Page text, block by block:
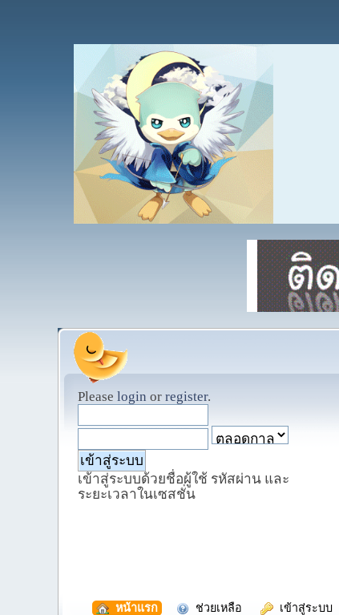
Please login or register.
เข้าสู่ระบบด้วยชื่อผู้ใช้ รหัสผ่าน และ
ระยะเวลาในเซสชั่น
หน้าแรก ช่วยเหลือ เข้าสู่ระบบ